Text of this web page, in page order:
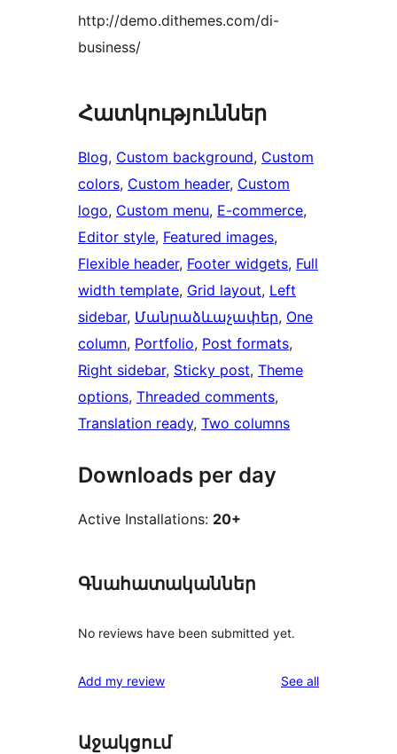
http://demo.dithemes.com/di-
business/
Հատկություններ
Blog, Custom background, Custom
colors, Custom header, Custom
logo, Custom menu, E-commerce
Editor style, Featured images
Flexible header, Footer widgets, Full
width template, Grid layout, Left
sidebar, Մանրաձևաչափեր, One
column, Portfolio, Post formats
Right sidebar, Sticky post, Theme
options, Threaded comments
Translation ready, Two columns
Downloads per day
Active Installations: 20+
Գնահատականներ
No reviews have been submitted yet.
Add my review See allreviews
Աջակցում